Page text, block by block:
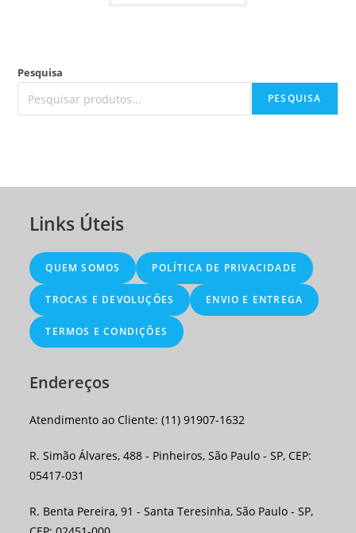
Pesquisa
PESQUISA
Links Úteis
QUEM SOMOS POLÍTICA DE PRIVACIDADE
TROCAS E DEVOLUÇÕES ENVIO E ENTREGA
TERMOS E CONDIÇÕES
Endereços
Atendimento ao Cliente: (11) 91907-1632
R. Simão Álvares, 488 - Pinheiros, São Paulo - SP, CEP:
05417-031
R. Benta Pereira, 91 - Santa Teresinha, São Paulo - SP,